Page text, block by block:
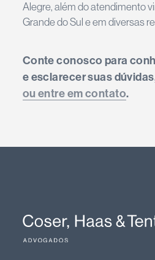
Alegre, além do atendimento
Grande do Sul e em diversas
Conte conosco para
e esclarecer suas
ou entre em contato.